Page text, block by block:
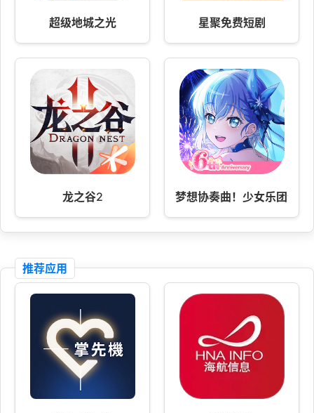
超级地城之光 星聚免费短剧
龙之谷2 梦想协奏曲！少女乐团派对
推荐应用